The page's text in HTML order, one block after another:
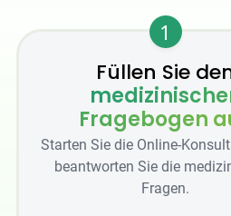
1
Füllen Sie
Fragebogen
Starten Sie die Online-
beantworten Sie die
Fragen.